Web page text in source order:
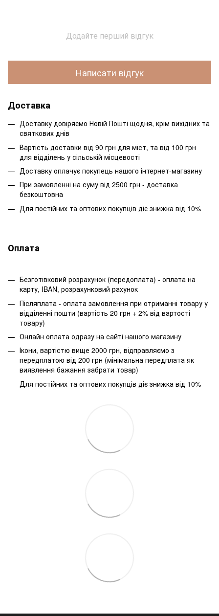
Додайте перший відгук
Написати відгук
Доставка
Доставку довіряємо Новій Пошті щодня, крім вихідних та
святкових днів
Вартість доставки від 90 грн для міст, та від 100 грн
для відділень у сільській місцевості
Доставку оплачує покупець нашого інтернет-магазину
При замовленні на суму від 2500 грн - доставка
безкоштовна
Для постійних та оптових покупців діє знижка від 10%
Оплата
Безготівковий розрахунок (передоплата) - оплата на
карту, IBAN, розрахунковий рахунок
Післяплата - оплата замовлення при отриманні товару у
відділенні пошти (вартість 20 грн + 2% від вартості
товару)
Онлайн оплата одразу на сайті нашого магазину
Ікони, вартістю вище 2000 грн, відправляємо з
передплатою від 200 грн (мінімальна передплата як
виявлення бажання забрати товар)
Для постійних та оптових покупців діє знижка від 10%